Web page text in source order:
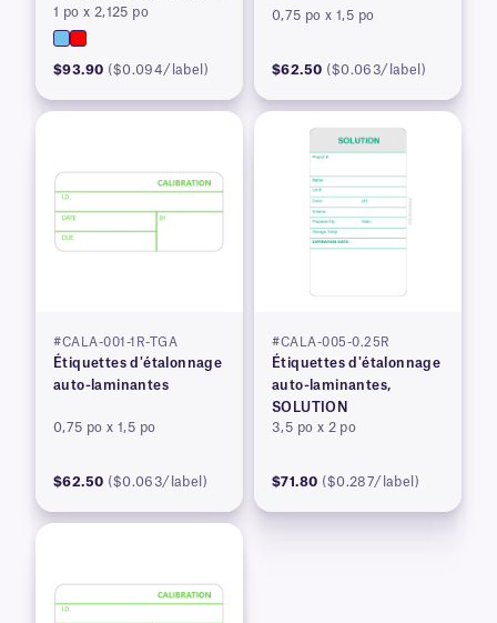
1 po x 2,125 po
$93.90 ($0.094/label)
0,75 po x 1,5 po
$62.50 ($0.063/label)
#CALA-001-1R-TGA
Étiquettes d'étalonnage
auto-laminantes
0,75 po x 1,5 po
$62.50 ($0.063/label)
#CALA-005-0.25R
Étiquettes d'étalonnage
auto-laminantes,
SOLUTION
3,5 po x 2 po
$71.80 ($0.287/label)